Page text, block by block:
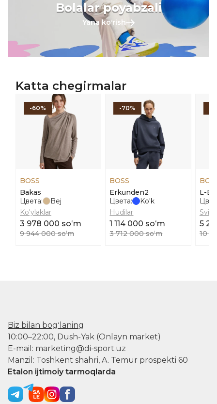
Bolalar poyabzali
Yana koʻrish
Katta chegirmalar
-60%
BOSS
Bakas
Цвета:
Bej
Ko'ylaklar
3 978 000 soʻm
9 944 000 soʻm
-70%
BOSS
Erkunden2
Цвета:
Ko'k
Hudilar
1 114 000 soʻm
3 712 000 soʻm
L-
5
10
Biz bilan bogʻlaning
10:00–22:00, Dush-Yak (Onlayn market)
E-mail: marketing@di-sport.uz
Manzil: Toshkent shahri, A. Temur prospekti 60
Etalon ijtimoiy tarmoqlarda